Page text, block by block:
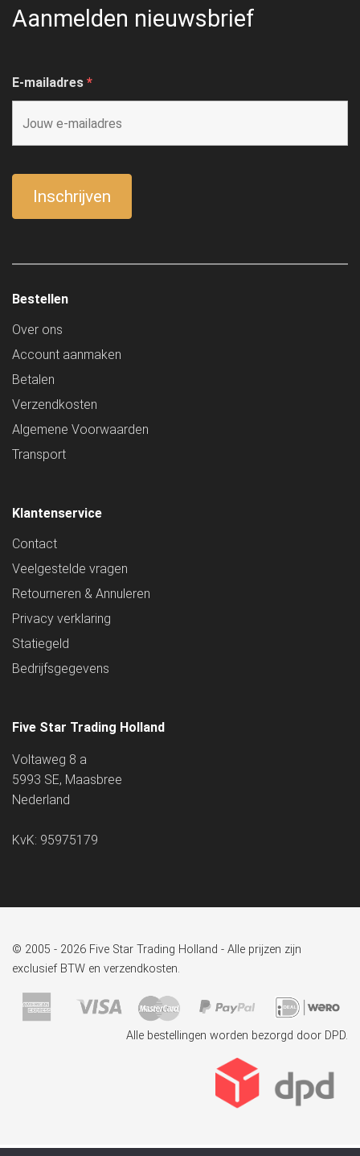
Aanmelden nieuwsbrief
E-mailadres *
Bestellen
Over ons
Account aanmaken
Betalen
Verzendkosten
Algemene Voorwaarden
Transport
Klantenservice
Contact
Veelgestelde vragen
Retourneren & Annuleren
Privacy verklaring
Statiegeld
Bedrijfsgegevens
Five Star Trading Holland
Voltaweg 8 a
5993 SE, Maasbree
Nederland
KvK: 95975179
© 2005 - 2026 Five Star Trading Holland - Alle prijzen zijn
exclusief BTW en verzendkosten.
Alle bestellingen worden bezorgd door DPD.